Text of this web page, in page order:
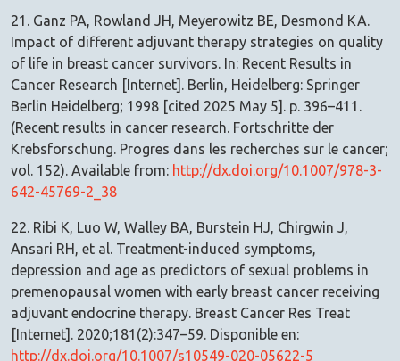
21. Ganz PA, Rowland JH, Meyerowitz BE, Desmond KA.
Impact of different adjuvant therapy strategies on quality
of life in breast cancer survivors. In: Recent Results in
Cancer Research [Internet]. Berlin, Heidelberg: Springer
Berlin Heidelberg; 1998 [cited 2025 May 5]. p. 396–411.
(Recent results in cancer research. Fortschritte der
Krebsforschung. Progres dans les recherches sur le cancer;
vol. 152). Available from: http://dx.doi.org/10.1007/978-3-
642-45769-2_38
22. Ribi K, Luo W, Walley BA, Burstein HJ, Chirgwin J,
Ansari RH, et al. Treatment-induced symptoms,
depression and age as predictors of sexual problems in
premenopausal women with early breast cancer receiving
adjuvant endocrine therapy. Breast Cancer Res Treat
[Internet]. 2020;181(2):347–59. Disponible en:
http://dx.doi.org/10.1007/s10549-020-05622-5